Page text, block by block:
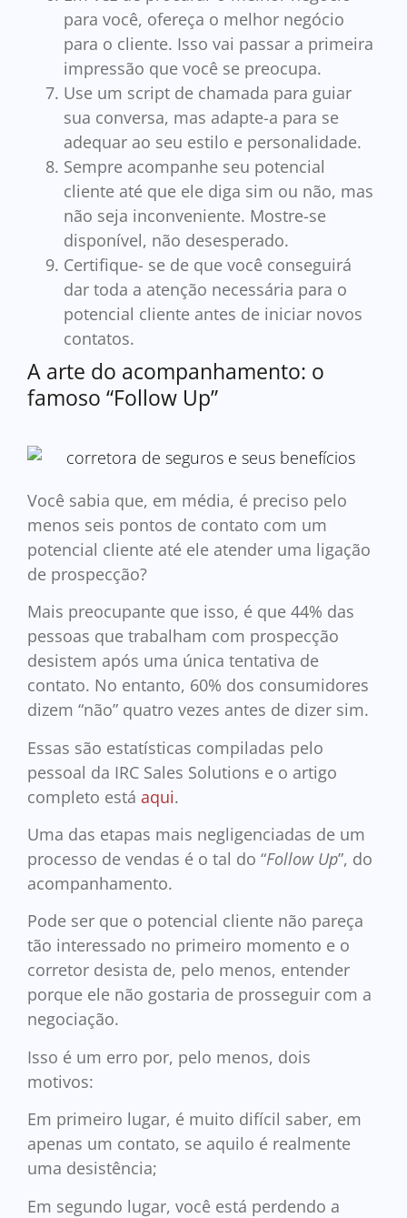
para você, ofereça o melhor negócio
para o cliente. Isso vai passar a primeira
impressão que você se preocupa.
Use um script de chamada para guiar
sua conversa, mas adapte-a para se
adequar ao seu estilo e personalidade.
Sempre acompanhe seu potencial
cliente até que ele diga sim ou não, mas
não seja inconveniente. Mostre-se
disponível, não desesperado.
Certifique- se de que você conseguirá
dar toda a atenção necessária para o
potencial cliente antes de iniciar novos
contatos.
A arte do acompanhamento: o
famoso “Follow Up”
Você sabia que, em média, é preciso pelo
menos seis pontos de contato com um
potencial cliente até ele atender uma ligação
de prospecção?
Mais preocupante que isso, é que 44% das
pessoas que trabalham com prospecção
desistem após uma única tentativa de
contato. No entanto, 60% dos consumidores
dizem “não” quatro vezes antes de dizer sim.
Essas são estatísticas compiladas pelo
pessoal da IRC Sales Solutions e o artigo
completo está aqui.
Uma das etapas mais negligenciadas de um
processo de vendas é o tal do “Follow Up”, do
acompanhamento.
Pode ser que o potencial cliente não pareça
tão interessado no primeiro momento e o
corretor desista de, pelo menos, entender
porque ele não gostaria de prosseguir com a
negociação.
Isso é um erro por, pelo menos, dois
motivos:
Em primeiro lugar, é muito difícil saber, em
apenas um contato, se aquilo é realmente
uma desistência;
Em segundo lugar, você está perdendo a